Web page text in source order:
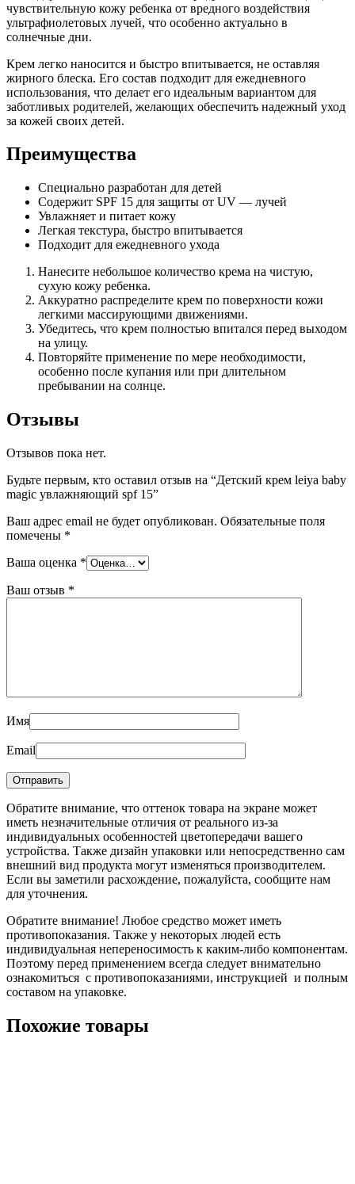
чувствительную кожу ребенка от вредного воздействия
ультрафиолетовых лучей, что особенно актуально в
солнечные дни.
Крем легко наносится и быстро впитывается, не оставляя
жирного блеска. Его состав подходит для ежедневного
использования, что делает его идеальным вариантом для
заботливых родителей, желающих обеспечить надежный уход
за кожей своих детей.
Преимущества
Специально разработан для детей
Содержит SPF 15 для защиты от UV — лучей
Увлажняет и питает кожу
Легкая текстура, быстро впитывается
Подходит для ежедневного ухода
Нанесите небольшое количество крема на чистую,
сухую кожу ребенка.
Аккуратно распределите крем по поверхности кожи
легкими массирующими движениями.
Убедитесь, что крем полностью впитался перед выходом
на улицу.
Повторяйте применение по мере необходимости,
особенно после купания или при длительном
пребывании на солнце.
Отзывы
Отзывов пока нет.
Будьте первым, кто оставил отзыв на “Детский крем leiya baby
magic увлажняющий spf 15”
Ваш адрес email не будет опубликован. Обязательные поля
помечены *
Ваша оценка *
Ваш отзыв *
Имя
Email
Обратите внимание, что оттенок товара на экране может
иметь незначительные отличия от реального из-за
индивидуальных особенностей цветопередачи вашего
устройства. Также дизайн упаковки или непосредственно сам
внешний вид продукта могут изменяться производителем.
Если вы заметили расхождение, пожалуйста, сообщите нам
для уточнения.
Обратите внимание! Любое средство может иметь
противопоказания. Также у некоторых людей есть
индивидуальная непереносимость к каким-либо компонентам.
Поэтому перед применением всегда следует внимательно
ознакомиться с противопоказаниями, инструкцией и полным
составом на упаковке.
Похожие товары